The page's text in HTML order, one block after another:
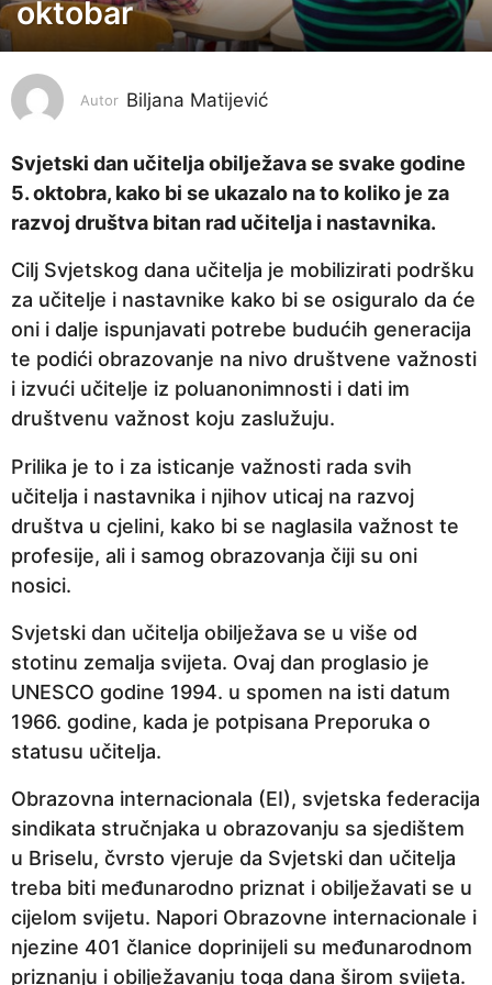
g
n
e
p
r
j
e
4
g
o
d
n
j
e
oktobar
Autor Biljana Matijević
Svjetski dan učitelja obilježava se svake godine
5. oktobra, kako bi se ukazalo na to koliko je za
razvoj društva bitan rad učitelja i nastavnika.
Cilj Svjetskog dana učitelja je mobilizirati podršku
za učitelje i nastavnike kako bi se osiguralo da će
oni i dalje ispunjavati potrebe budućih generacija
te podići obrazovanje na nivo društvene važnosti
i izvući učitelje iz poluanonimnosti i dati im
društvenu važnost koju zaslužuju.
Prilika je to i za isticanje važnosti rada svih
učitelja i nastavnika i njihov uticaj na razvoj
društva u cjelini, kako bi se naglasila važnost te
profesije, ali i samog obrazovanja čiji su oni
nosici.
Svjetski dan učitelja obilježava se u više od
stotinu zemalja svijeta. Ovaj dan proglasio je
UNESCO godine 1994. u spomen na isti datum
1966. godine, kada je potpisana Preporuka o
statusu učitelja.
Obrazovna internacionala (EI), svjetska federacija
sindikata stručnjaka u obrazovanju sa sjedištem
u Briselu, čvrsto vjeruje da Svjetski dan učitelja
treba biti međunarodno priznat i obilježavati se u
cijelom svijetu. Napori Obrazovne internacionale i
njezine 401 članice doprinijeli su međunarodnom
priznanju i obilježavanju toga dana širom svijeta.